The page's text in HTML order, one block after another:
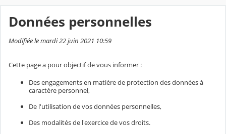
Données personnelles
Modifiée le mardi 22 juin 2021 10:59
Cette page a pour objectif de vous informer :
Des engagements en matière de protection des données à
caractère personnel,
De l'utilisation de vos données personnelles,
Des modalités de l'exercice de vos droits.